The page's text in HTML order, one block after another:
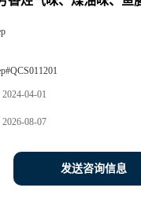
2024-04-01
2026-08-07
发送咨询信息